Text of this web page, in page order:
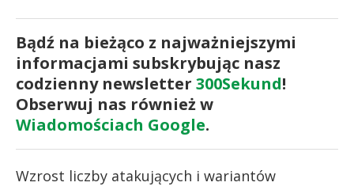
Bądź na bieżąco z najważniejszymi
informacjami subskrybując nasz
codzienny newsletter 300Sekund!
Obserwuj nas również w
Wiadomościach Google.
Wzrost liczby atakujących i wariantów